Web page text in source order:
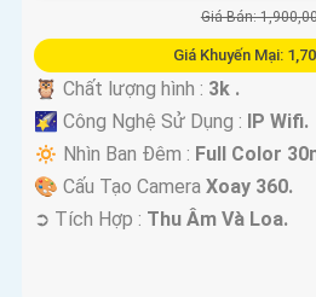
Giá Bán:
Giá Khuyến Mại:
🦉 Chất lượng hình : 3k .
🌠 Công Nghệ Sử Dụng :
IP Wifi.
🔅 Nhìn Ban Đêm : Full Color
🎨 Cấu Tạo Camera Xoay 360.
️➲ Tích Hợp : Thu Âm Và Loa.